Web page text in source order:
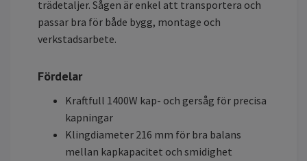
trädetaljer. Sågen är enkel att transportera och
passar bra för både bygg, montage och
verkstadsarbete.
Fördelar
Kraftfull 1400W kap- och gersåg för precisa
kapningar
Klingdiameter 216 mm för bra balans
mellan kapkapacitet och smidighet